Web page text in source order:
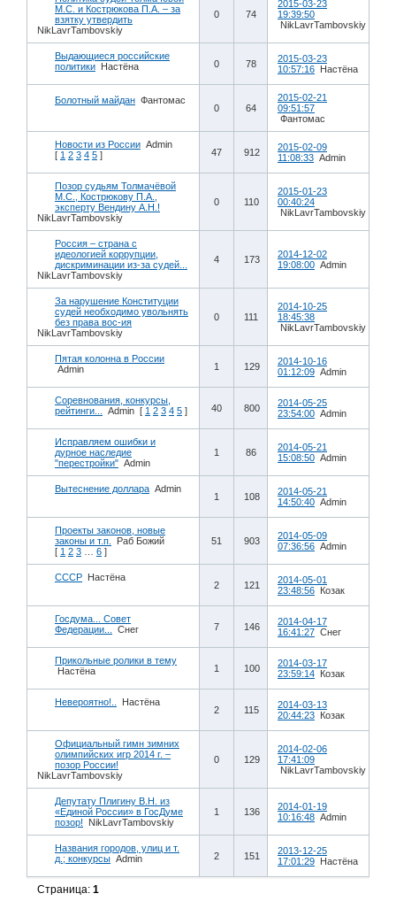
М.С. и Кострюкова П.А. – за
взятку утвердить
NikLavrTambovskiy
0 74
2015-03-23
19:39:50
NikLavrTambovskiy
Выдающиеся российские
политики Настёна 0 78
2015-03-23
10:57:16 Настёна
Болотный майдан Фантомас
0 64
2015-02-21
09:51:57
Фантомас
Новости из России Admin
[ 1 2 3 4 5 ] 47 912
2015-02-09
11:08:33 Admin
Позор судьям Толмачёвой
М.С., Кострюкову П.А.,
эксперту Вендину А.Н.!
NikLavrTambovskiy
0 110
2015-01-23
00:40:24
NikLavrTambovskiy
Россия – страна с
идеологией коррупции,
дискриминации из-за судей...
NikLavrTambovskiy
4 173
2014-12-02
19:08:00 Admin
За нарушение Конституции
судей необходимо увольнять
без права вос-ия
NikLavrTambovskiy
0 111
2014-10-25
18:45:38
NikLavrTambovskiy
Пятая колонна в России
Admin
1 129
2014-10-16
01:12:09 Admin
Соревнования, конкурсы,
рейтинги...
Admin [ 1 2 3 4 5 ] 40 800
2014-05-25
23:54:00 Admin
Исправляем ошибки и
дурное наследие
"перестройки" Admin
1 86
2014-05-21
15:08:50 Admin
Вытеснение доллара Admin
1 108
2014-05-21
14:50:40 Admin
Проекты законов, новые
законы и т.п.
Раб Божий
[ 1 2 3 6 ]
51 903
2014-05-09
07:36:56 Admin
СССР Настёна
2 121
2014-05-01
23:48:56 Козак
Госдума... Совет
Федерации...
Снег 7 146
2014-04-17
16:41:27 Снег
Прикольные ролики в тему
Настёна
1 100
2014-03-17
23:59:14 Козак
Невероятно!.. Настёна
2 115
2014-03-13
20:44:23 Козак
Официальный гимн зимних
олимпийских игр 2014 г. –
позор России!
NikLavrTambovskiy
0 129
2014-02-06
17:41:09
NikLavrTambovskiy
Депутату Плигину В.Н. из
«Единой России» в ГосДуме
позор!
NikLavrTambovskiy
1 136
2014-01-19
10:16:48 Admin
Названия городов, улиц и т.
д.; конкурсы Admin 2 151
2013-12-25
17:01:29 Настёна
Страница:1